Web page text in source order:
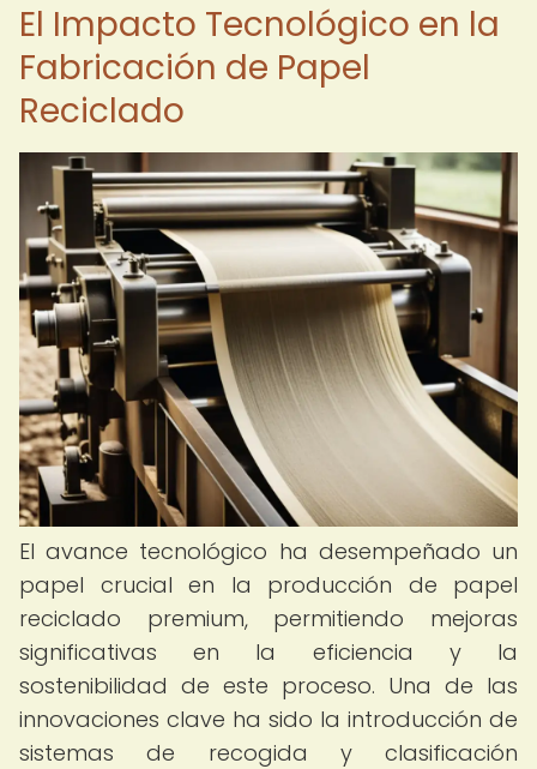
El Impacto Tecnológico en la
Fabricación de Papel
Reciclado
El avance tecnológico ha desempeñado un
papel crucial en la producción de papel
reciclado premium, permitiendo mejoras
significativas en la eficiencia y la
sostenibilidad de este proceso. Una de las
innovaciones clave ha sido la introducción de
sistemas de recogida y clasificación